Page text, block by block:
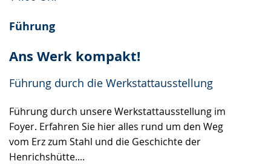
Führung
Ans Werk kompakt!
Führung durch die Werkstattausstellung
Führung durch unsere Werkstattausstellung im
Foyer. Erfahren Sie hier alles rund um den Weg
vom Erz zum Stahl und die Geschichte der
Henrichshütte....